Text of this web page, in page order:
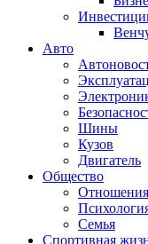
Авто
Шины
Кузов
Двигатель
Общество
Отношения
Семья
Спортивная